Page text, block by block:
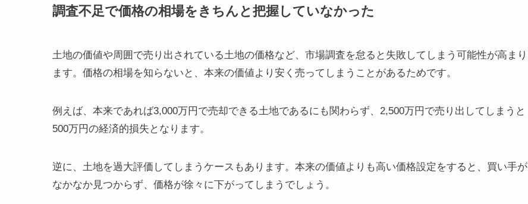
調査不足で価格の相場をきちんと把握していなかった
土地の価値や周囲で売り出されている土地の価格など、市場調査を怠ると失敗してしまう可能性が高まり
ます。価格の相場を知らないと、本来の価値より安く売ってしまうことがあるためです。
例えば、本来であれば3,000万円で売却できる土地であるにも関わらず、2,500万円で売り出してしまうと
500万円の経済的損失となります。
逆に、土地を過大評価してしまうケースもあります。本来の価値よりも高い価格設定をすると、買い手が
なかなか見つからず、価格が徐々に下がってしまうでしょう。